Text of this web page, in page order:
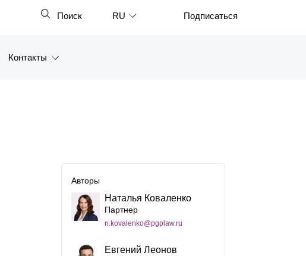
Закрыть
Поиск RU
日本語
Português
Türkçe
Подписаться
Контакты
Авторы
Наталья Коваленко
Партнер
n.kovalenko@pgplaw.ru
Евгений Леонов